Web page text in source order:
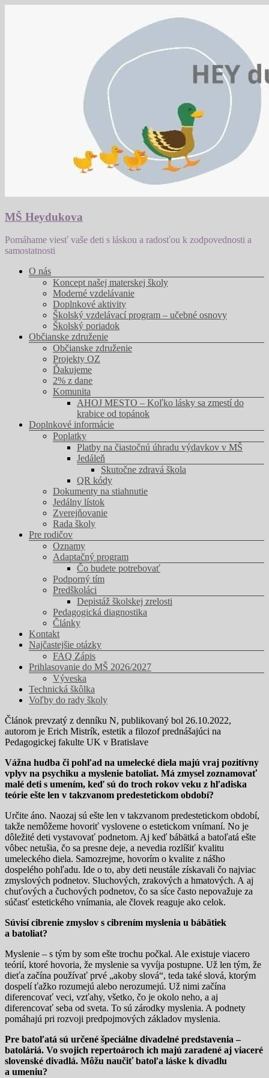
MŠ Heydukova
Pomáhame viesť vaše deti s láskou a radosťou k zodpovednosti a
samostatnosti
Menu
O nás
Koncept našej materskej školy
Moderné vzdelávanie
Doplnkové aktivity
Školský vzdelávací program – učebné osnovy
Školský poriadok
Občianske združenie
Občianske združenie
Projekty OZ
Ďakujeme
2% z dane
Komunita
AHOJ MESTO – Koľko lásky sa zmestí do
krabice od topánok
Doplnkové informácie
Poplatky
Platby na čiastočnú úhradu výdavkov v MŠ
Jedáleň
Skutočne zdravá škola
QR kódy
Dokumenty na stiahnutie
Jedálny lístok
Zverejňovanie
Rada školy
Pre rodičov
Oznamy
Adaptačný program
Čo budete potrebovať
Podporný tím
Predškoláci
Depistáž školskej zrelosti
Pedagogická diagnostika
Články
Kontakt
Najčastejšie otázky
FAQ Zápis
Prihlasovanie do MŠ 2026/2027
Výveska
Technická škôlka
Voľby do rady školy
Článok prevzatý z denníku N, publikovaný bol 26.10.2022,
autorom je Erich Mistrík, estetik a filozof prednášajúci na
Pedagogickej fakulte UK v Bratislave
Vážna hudba či pohľad na umelecké diela majú vraj pozitívny
vplyv na psychiku a myslenie batoliat. Má zmysel zoznamovať
malé deti s umením, keď sú do troch rokov veku z hľadiska
teórie ešte len v takzvanom predestetickom období?
Určite áno. Naozaj sú ešte len v takzvanom predestetickom období,
takže nemôžeme hovoriť vyslovene o estetickom vnímaní. No je
dôležité deti vystavovať podnetom. Aj keď bábätká a batoľatá ešte
vôbec netušia, čo sa presne deje, a nevedia rozlíšiť kvalitu
umeleckého diela. Samozrejme, hovorím o kvalite z nášho
dospelého pohľadu. Ide o to, aby deti neustále získavali čo najviac
zmyslových podnetov. Sluchových, zrakových a hmatových. A aj
chuťových a čuchových podnetov, čo sa síce často nepovažuje za
súčasť estetického vnímania, ale človek reaguje ako celok.
Súvisí cibrenie zmyslov s cibrením myslenia u bábätiek
a batoliat?
Myslenie – s tým by som ešte trochu počkal. Ale existuje viacero
teórií, ktoré hovoria, že myslenie sa vyvíja postupne. Už len tým, že
dieťa začína používať prvé „akoby slová“, teda také slová, ktorým
dospelí ťažko rozumejú alebo nerozumejú. Už nimi začína
diferencovať veci, vzťahy, všetko, čo je okolo neho, a aj
diferencovať seba od sveta. To sú zárodky myslenia. A podnety
pomáhajú pri rozvoji predpojmových základov myslenia.
Pre batoľatá sú určené špeciálne divadelné predstavenia –
batoláriá. Vo svojich repertoároch ich majú zaradené aj viaceré
slovenské divadlá. Môžu naučiť batoľa láske k divadlu
a umeniu?